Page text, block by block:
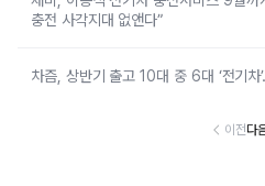
충전 사각지대 없앤다”
차즘, 상반기 출고 10대 중 6대 ‘전기
이전다